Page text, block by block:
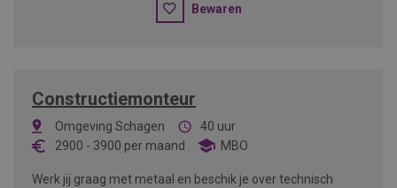
Bewaren
Constructiemonteur
Omgeving Schagen
40 uur
2900 - 3900 per maand MBO
Werk jij graag met metaal en beschik je over technisch